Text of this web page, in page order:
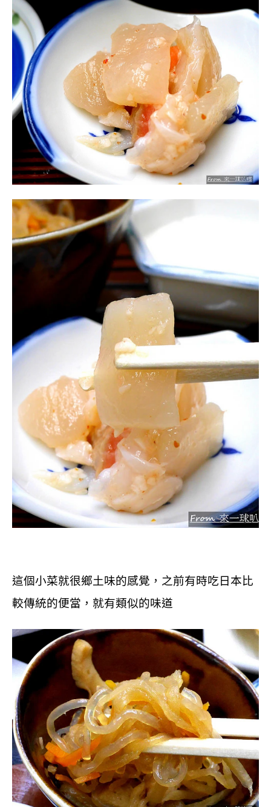
這個小菜就很鄉土味的感覺，之前有時吃日本比
較傳統的便當，就有類似的味道